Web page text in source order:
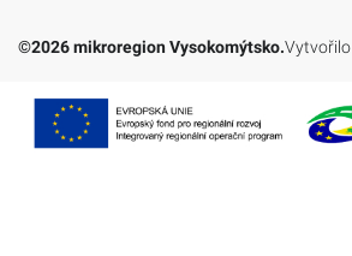
©2026 mikroregion Vysokomýtsko.Vytvořilo